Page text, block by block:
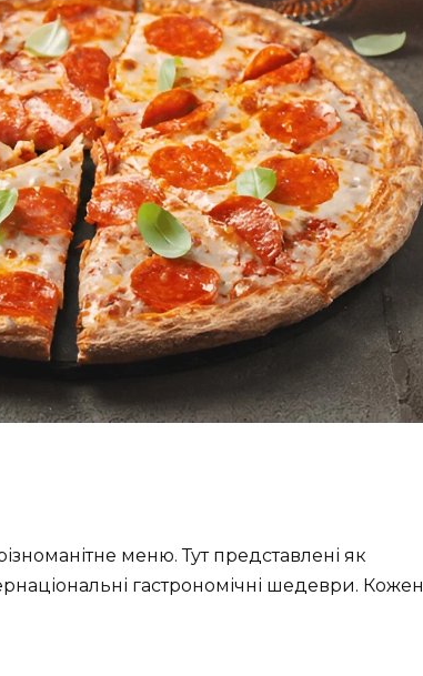
меню. Тут представлені як
гастрономічні шедеври. Кожен